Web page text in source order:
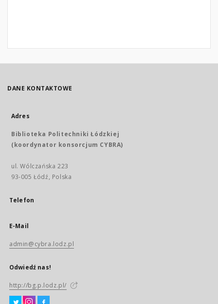
DANE KONTAKTOWE
Adres
Biblioteka Politechniki Łódzkiej
(koordynator konsorcjum CYBRA)
ul. Wólczańska 223
93-005 Łódź, Polska
Telefon
E-Mail
admin@cybra.lodz.pl
Odwiedź nas!
http://bg.p.lodz.pl/